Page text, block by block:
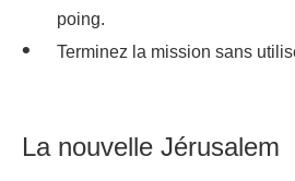
poing.
Terminez la mission sans
La nouvelle Jérusalem